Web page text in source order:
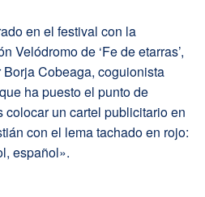
en el festival con la
Velódromo de ‘Fe de etarras’,
Cobeaga, coguionista
ha puesto el punto de
colocar un cartel publicitario en
con el lema tachado en rojo:
español».